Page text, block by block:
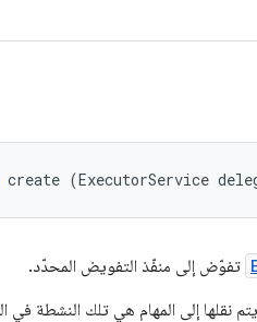
create (ExecutorService
تفوّض إلى منفّذ التفويض المحدّد.